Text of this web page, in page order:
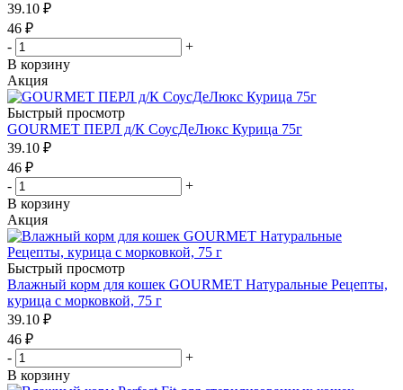
39.10 ₽
46 ₽
-
+
В корзину
Акция
Быстрый просмотр
GOURMET ПЕРЛ д/К СоусДеЛюкс Курица 75г
39.10 ₽
46 ₽
-
+
В корзину
Акция
Быстрый просмотр
Влажный корм для кошек GOURMET Натуральные Рецепты,
курица с морковкой, 75 г
39.10 ₽
46 ₽
-
+
В корзину